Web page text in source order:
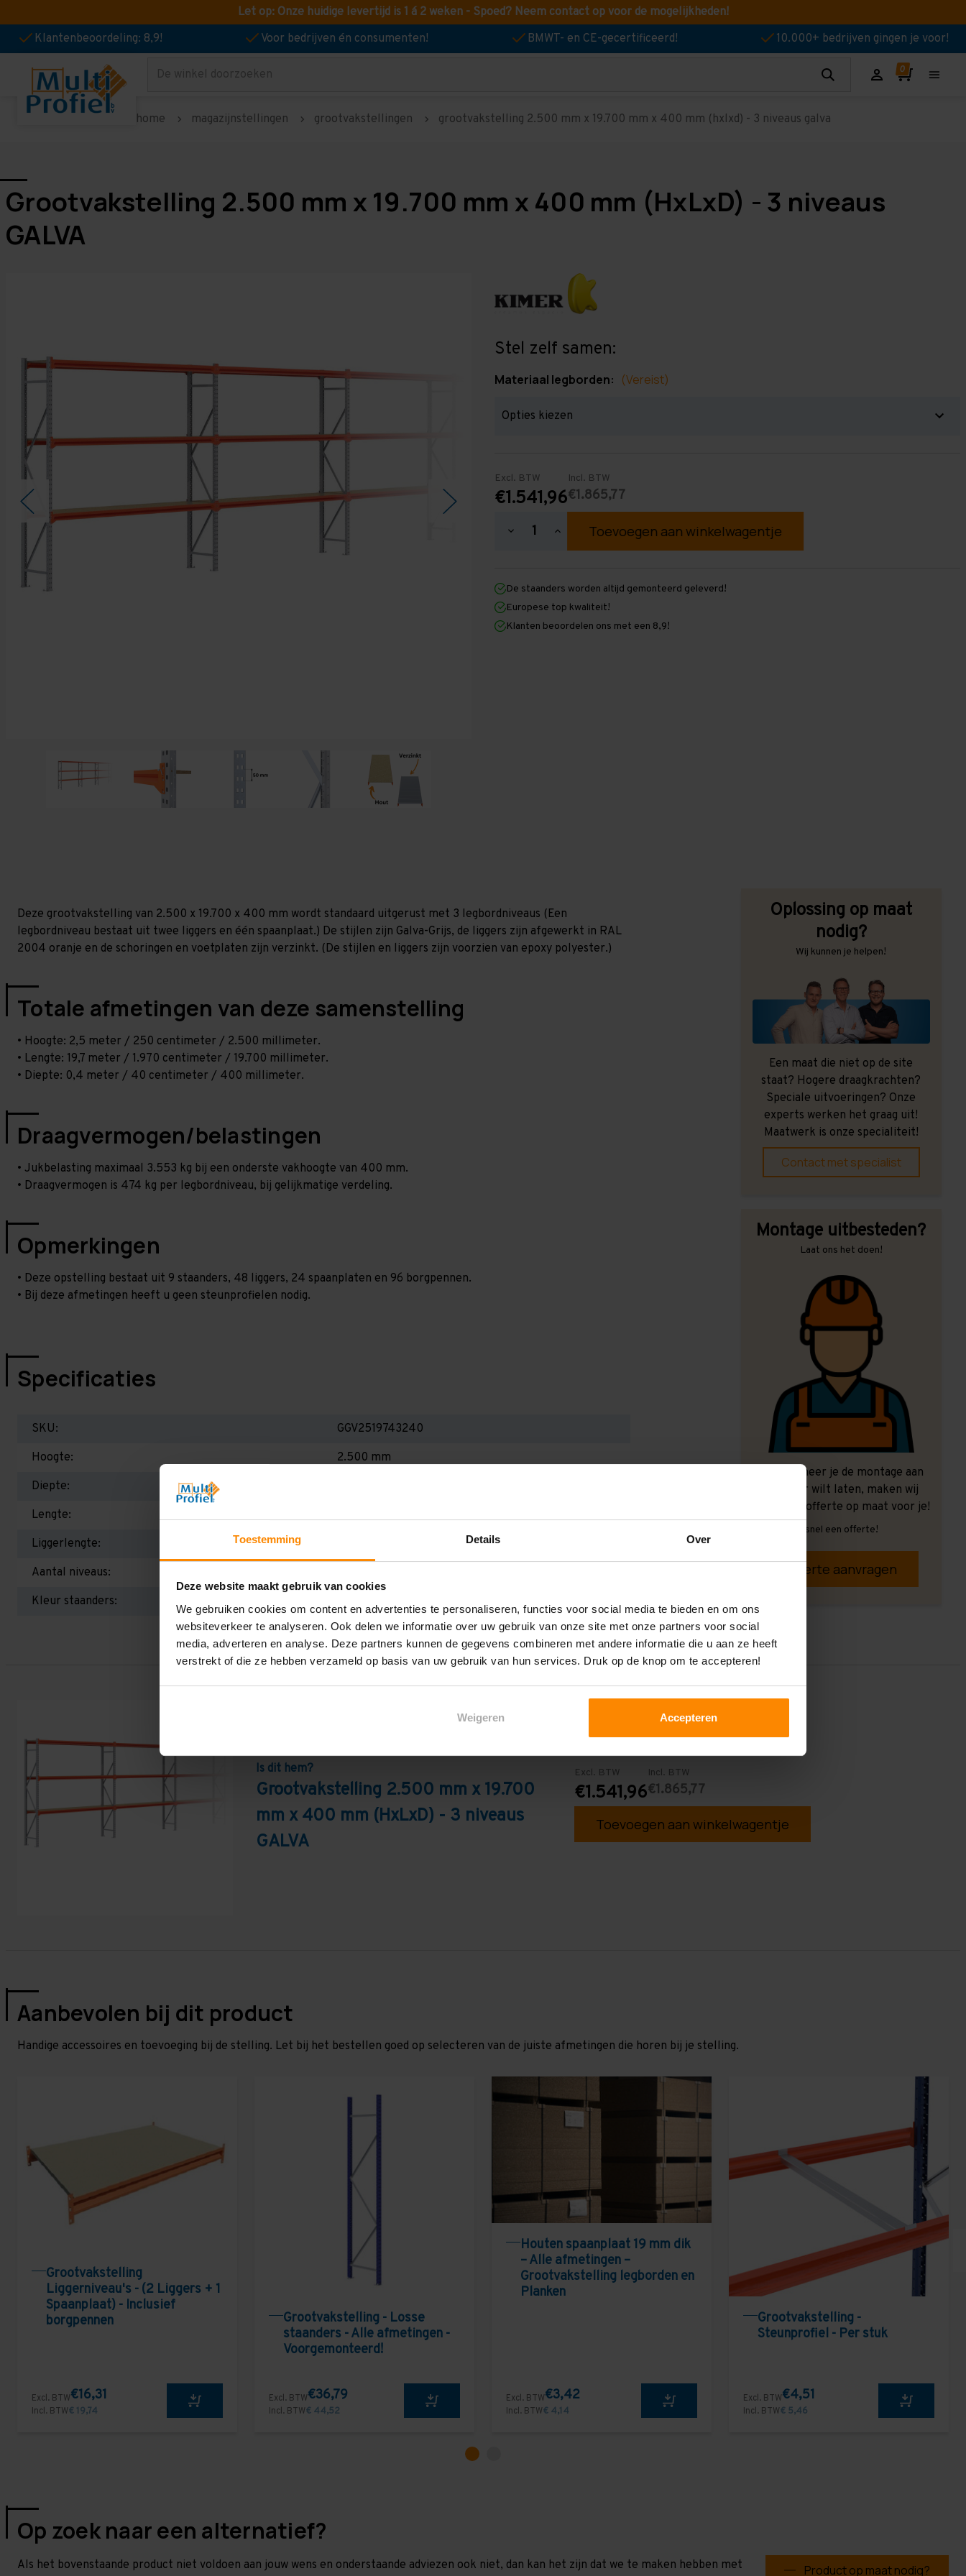
Toestemming Details Over
Deze website maakt gebruik van cookies
We gebruiken cookies om content en advertenties te personaliseren, functies voor social media te bieden en om ons
websiteverkeer te analyseren. Ook delen we informatie over uw gebruik van onze site met onze partners voor social
media, adverteren en analyse. Deze partners kunnen de gegevens combineren met andere informatie die u aan ze heeft
verstrekt of die ze hebben verzameld op basis van uw gebruik van hun services. Druk op de knop om te accepteren!
Weigeren Accepteren
Let op: Onze huidige levertijd is 1 á 2 weken - Spoed? Neem contact op voor de mogelijkheden!
Klantenbeoordeling: 8,9!
Voor bedrijven én consumenten! BMWT- en CE-gecertificeerd! 10.000+ bedrijven gingen je voor!
Zoeken
home magazijnstellingen grootvakstellingen grootvakstelling 2.500 mm x 19.700 mm x 400 mm (hxlxd) - 3 niveaus galva
Grootvakstelling 2.500 mm x 19.700 mm x 400 mm (HxLxD) - 3 niveaus
GALVA
Stel zelf samen:
Materiaal legborden: (Vereist)
Excl. BTW
€1.541,96
Incl. BTW
€1.865,77
Hoeveelheid
2.500
mm
x
19.700
mm
Hoeveelheid
verhogen
2.500
mm
x
19.700
mm
De staanders worden altijd gemonteerd geleverd!
Europese top kwaliteit!
Klanten beoordelen ons met een 8,9!
Deze grootvakstelling van 2.500 x 19.700 x 400 mm wordt standaard uitgerust met 3 legbordniveaus (Een
legbordniveau bestaat uit twee liggers en één spaanplaat.) De stijlen zijn Galva-Grijs, de liggers zijn afgewerkt in RAL
2004 oranje en de schoringen en voetplaten zijn verzinkt. (De stijlen en liggers zijn voorzien van epoxy polyester.)
Totale afmetingen van deze samenstelling
• Hoogte: 2,5 meter / 250 centimeter / 2.500 millimeter.
• Lengte: 19,7 meter / 1.970 centimeter / 19.700 millimeter.
• Diepte: 0,4 meter / 40 centimeter / 400 millimeter.
Draagvermogen/belastingen
• Jukbelasting maximaal 3.553 kg bij een onderste vakhoogte van 400 mm.
• Draagvermogen is 474 kg per legbordniveau, bij gelijkmatige verdeling.
Opmerkingen
• Deze opstelling bestaat uit 9 staanders, 48 liggers, 24 spaanplaten en 96 borgpennen.
• Bij deze afmetingen heeft u geen steunprofielen nodig.
Specificaties
SKU:
GGV2519743240
Hoogte:
2.500 mm
Diepte:
Lengte:
Liggerlengte:
Aantal niveaus:
Kleur staanders:
Oplossing op maat
nodig?
Wij kunnen je helpen!
Een maat die niet op de site
staat? Hogere draagkrachten?
Speciale uitvoeringen? Onze
experts werken het graag uit!
Maatwerk is onze specialiteit!
Contact met specialist
Montage uitbesteden?
Laat ons het doen!
Ook wanneer je de montage aan
ons over wilt laten, maken wij
graag een offerte op maat voor je!
Vrijblijvend, snel een offerte!
Offerte aanvragen
Is dit hem?
Grootvakstelling 2.500 mm x 19.700
mm x 400 mm (HxLxD) - 3 niveaus
GALVA
Excl. BTW
€1.541,96
Incl. BTW
€1.865,77
Toevoegen aan winkelwagentje
Aanbevolen bij dit product
Handige accessoires en toevoeging bij de stelling. Let bij het bestellen goed op selecteren van de juiste afmetingen die horen bij je stelling.
Grootvakstelling
Liggerniveau's - (2 Liggers + 1
Spaanplaat) - Inclusief
borgpennen
Excl. BTW€16,31
Incl. BTW€ 19,74
Grootvakstelling - Losse
staanders - Alle afmetingen -
Voorgemonteerd!
Excl. BTW€36,79
Incl. BTW€ 44,52
Houten spaanplaat 19 mm dik
– Alle afmetingen –
Grootvakstelling legborden en
Planken
Excl. BTW€3,42
Incl. BTW€ 4,14
Grootvakstelling -
Steunprofiel - Per stuk
Excl. BTW€4,51
Incl. BTW€ 5,46
Op zoek naar een alternatief?
Als het bovenstaande product niet voldoen aan jouw wens en onderstaande adviezen ook niet, dan kan het zijn dat we te maken hebben met
Product op maat nodig?